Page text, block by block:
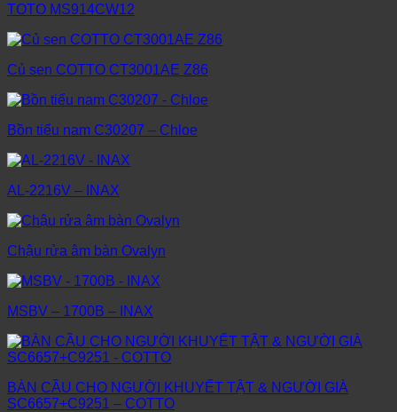
TOTO MS914CW12
Củ sen COTTO CT3001AE Z86
Bồn tiểu nam C30207 – Chloe
AL-2216V – INAX
Chậu rửa âm bàn Ovalyn
MSBV – 1700B – INAX
BÀN CẦU CHO NGƯỜI KHUYẾT TẬT & NGƯỜI GIÀ
SC6657+C9251 – COTTO